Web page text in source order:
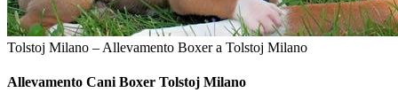
Tolstoj Milano – Allevamento Boxer a Tolstoj Milano
Allevamento Cani Boxer Tolstoj Milano